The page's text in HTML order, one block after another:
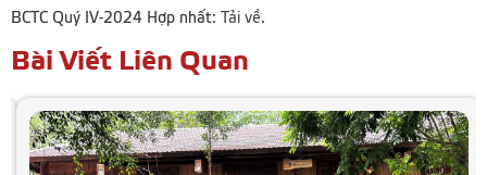
BCTC Quý IV-2024 Hợp nhất: Tải về.
Bài Viết Liên Quan